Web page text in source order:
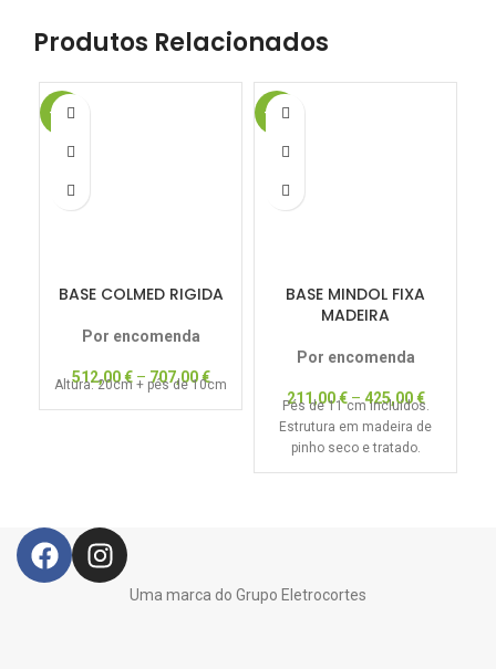
Produtos Relacionados
-20%
BASE COLMED RIGIDA
Por encomenda
512,00€– 707,00€
Altura: 20cm + pés de 10cm
-15%
BASE MINDOL FIXA
MADEIRA
Por encomenda
211,00€– 425,00€
Pés de 11 cm incluídos.
Estrutura em madeira de
pinho seco e tratado.
Uma marca do Grupo Eletrocortes